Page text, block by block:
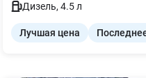
Дизель, 4.5л
Лучшая цена